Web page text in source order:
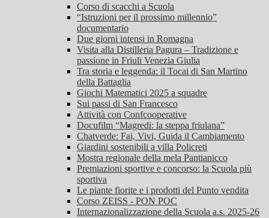
Corso di scacchi a Scuola
“Istruzioni per il prossimo millennio”
documentario
Due giorni intensi in Romagna
Visita alla Distilleria Pagura – Tradizione e
passione in Friuli Venezia Giulia
Tra storia e leggenda: il Tocai di San Martino
della Battaglia
Giochi Matematici 2025 a squadre
Sui passi di San Francesco
Attività con Confcooperative
Docufilm “Magredi: la steppa friulana”
Chatverde: Fai, Vivi, Guida il Cambiamento
Giardini sostenibili a villa Policreti
Mostra regionale della mela Pantianicco
Premiazioni sportive e concorso: la Scuola più
sportiva
Le piante fiorite e i prodotti del Punto vendita
Corso ZEISS - PON POC
Internazionalizzazione della Scuola a.s. 2025-26